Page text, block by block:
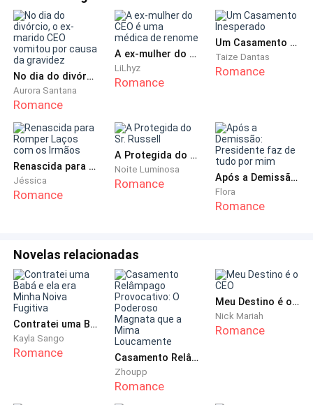
Aquele garoto abandonou as aulas em geral, e o time
de futebol em que era o capitão.
Suas notas iam tornando-se pior, e isso nos
preocupava.
Seus amigos verdadeiros.
Não aqueles sem noção que andavam com ele,
pegando carona na fama de badboy garanhão, de
Com o afastamento de Adam, Alex sempre foi meu
porto seguro. Aquele garoto loiro de olhos castanhos
e sorriso fácil, conseguia me arrancar boas risadas.
Sempre que me via triste, arrumava algo para me
animar.
Mas um final de ano se aproximava e eu e os garotos,
tínhamos sempre um ritual.
No dia do divórcio, o ex-marido CEO vomitou por causa da gravidez
Aurora Santana
Romance
A ex-mulher do CEO é uma médica de renome
LiLhyz
Romance
Um Casamento Inesperado
Taize Dantas
Romance
Renascida para Romper Laços com os Irmãos
Jéssica
Romance
A Protegida do Sr. Russell
Noite Luminosa
Romance Após a Demissão: Presidente faz de tudo por mim
Flora
Romance
Novelas relacionadas
Contratei uma Babá e ela era Minha Noiva Fugitiva
Kayla Sango
Romance Casamento Relâmpago Provocativo: O Poderoso Magnata que a Mima Loucamente
Zhoupp
Romance
Meu Destino é o CEO
Nick Mariah
Romance